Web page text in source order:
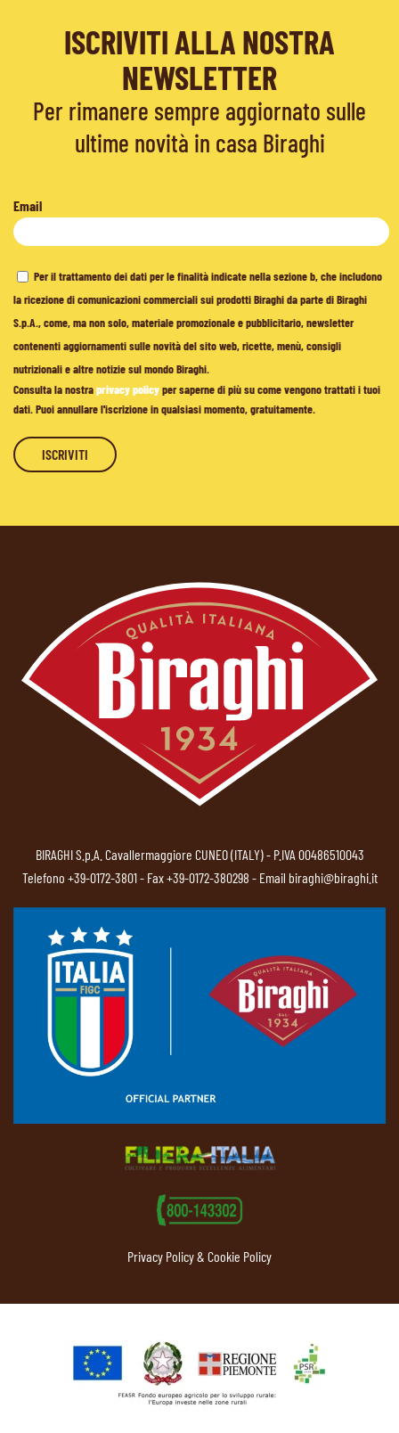
ISCRIVITI ALLA NOSTRA
NEWSLETTER
Per rimanere sempre aggiornato sulle
ultime novità in casa Biraghi
Email
Per il trattamento dei dati per le finalità indicate nella sezione b, che includono
la ricezione di comunicazioni commerciali sui prodotti Biraghi da parte di Biraghi
S.p.A., come, ma non solo, materiale promozionale e pubblicitario, newsletter
contenenti aggiornamenti sulle novità del sito web, ricette, menù, consigli
nutrizionali e altre notizie sul mondo Biraghi.
Consulta la nostraprivacy policyper saperne di più su come vengono trattati i tuoi
dati. Puoi annullare l'iscrizione in qualsiasi momento, gratuitamente.
BIRAGHI S.p.A. Cavallermaggiore CUNEO (ITALY) - P.IVA 00486510043
Telefono +39-0172-3801- Fax +39-0172-380298 - Email biraghi@biraghi.it
Privacy Policy & Cookie Policy